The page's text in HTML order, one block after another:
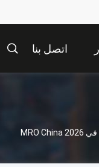
اتصل بنا